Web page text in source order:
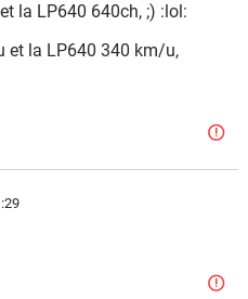
la LP640 640ch, ;) :lol:
et la LP640 340 km/u,